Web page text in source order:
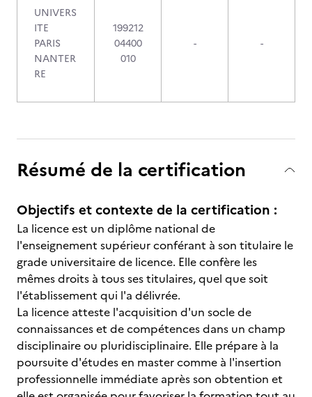
UNIVERS
ITE
PARIS
NANTER
RE
199212
04400
010
- -
Résumé de la certification
Objectifs et contexte de la certification :
La licence est un diplôme national de
l'enseignement supérieur conférant à son titulaire le
grade universitaire de licence. Elle confère les
mêmes droits à tous ses titulaires, quel que soit
l'établissement qui l'a délivrée.
La licence atteste l'acquisition d'un socle de
connaissances et de compétences dans un champ
disciplinaire ou pluridisciplinaire. Elle prépare à la
poursuite d'études en master comme à l'insertion
professionnelle immédiate après son obtention et